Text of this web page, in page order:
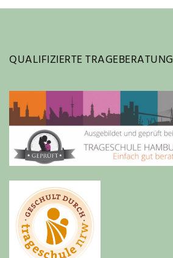
QUALIFIZIERTE TRAGEBERATUNG